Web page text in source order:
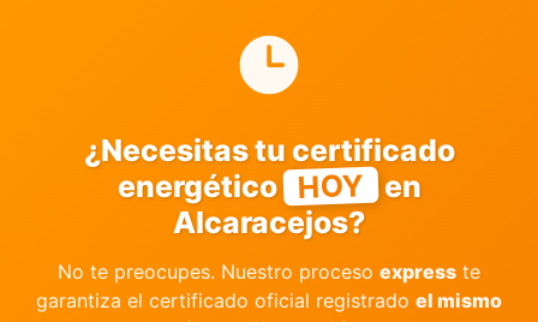
¿Necesitas tu certificado
energético HOY en
Alcaracejos?
No te preocupes. Nuestro proceso express te
garantiza el certificado oficial registrado el mismo